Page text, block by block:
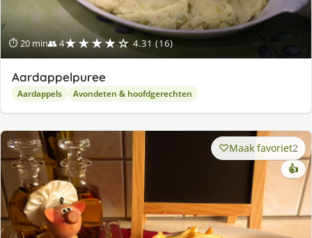
⏱ 20 min👥 4★★★★☆ 4.31 (16)
Aardappelpuree
Aardappels Avondeten & hoofdgerechten
Maak favoriet2
👍